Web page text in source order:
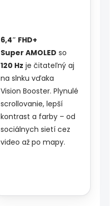
6,4″ FHD+
Super AMOLED so
120 Hz je čitateľný aj
na slnku vďaka
Vision Booster. Plynulé
scrollovanie, lepší
kontrast a farby – od
sociálnych sietí cez
video až po mapy.